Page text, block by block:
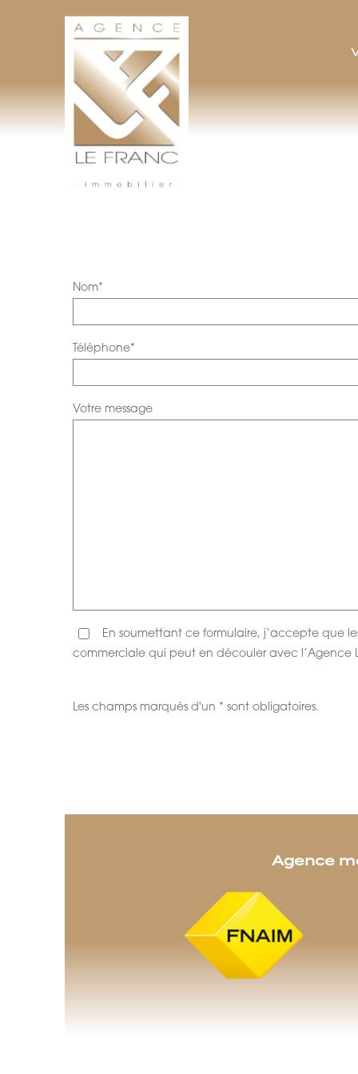
Nom*
Téléphone*
Votre message
En soumettant ce formulaire, j‘accepte que
commerciale qui peut en découler avec l’Agence
Les champs marqués d'un * sont obligatoires.
Agence